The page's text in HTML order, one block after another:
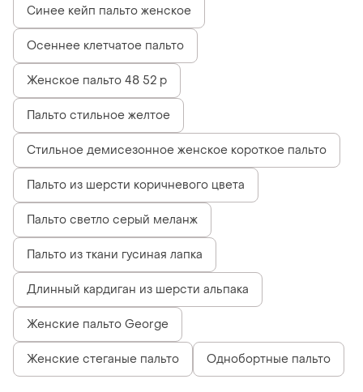
Синее кейп пальто женское
Осеннее клетчатое пальто
Женское пальто 48 52 р
Пальто стильное желтое
Стильное демисезонное женское короткое пальто
Пальто из шерсти коричневого цвета
Пальто светло серый меланж
Пальто из ткани гусиная лапка
Длинный кардиган из шерсти альпака
Женские пальто George
Женские стеганые пальто Однобортные пальто